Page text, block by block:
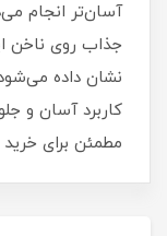
آسان‌تر انجام
جذاب روی ناخن
نشان داده
کاربرد آسان و
مطمئن برای